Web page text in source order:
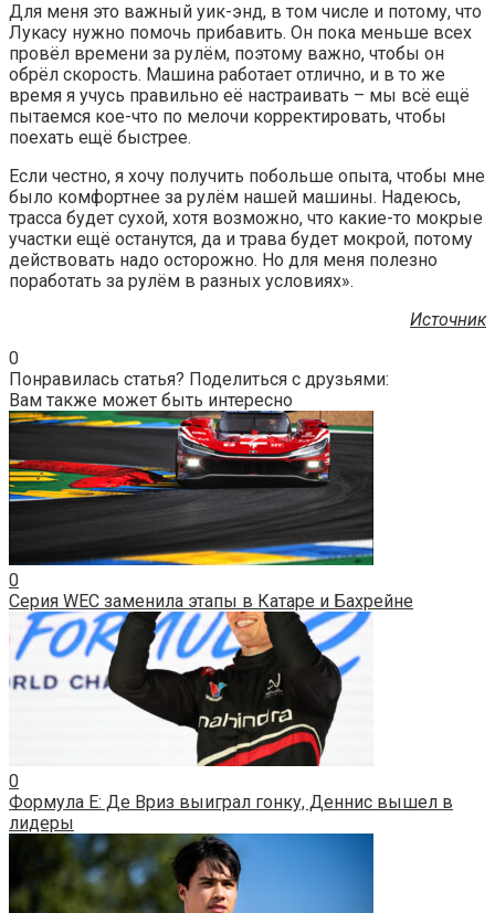
Для меня это важный уик-энд, в том числе и потому, что
Лукасу нужно помочь прибавить. Он пока меньше всех
провёл времени за рулём, поэтому важно, чтобы он
обрёл скорость. Машина работает отлично, и в то же
время я учусь правильно её настраивать – мы всё ещё
пытаемся кое-что по мелочи корректировать, чтобы
поехать ещё быстрее.
Если честно, я хочу получить побольше опыта, чтобы мне
было комфортнее за рулём нашей машины. Надеюсь,
трасса будет сухой, хотя возможно, что какие-то мокрые
участки ещё останутся, да и трава будет мокрой, потому
действовать надо осторожно. Но для меня полезно
поработать за рулём в разных условиях».
Источник
0
Понравилась статья? Поделиться с друзьями:
Вам также может быть интересно
0
Серия WEC заменила этапы в Катаре и Бахрейне
0
Формула E: Де Вриз выиграл гонку, Деннис вышел в
лидеры